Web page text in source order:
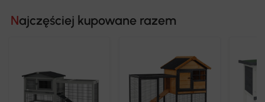
Najczęściej kupowane razem